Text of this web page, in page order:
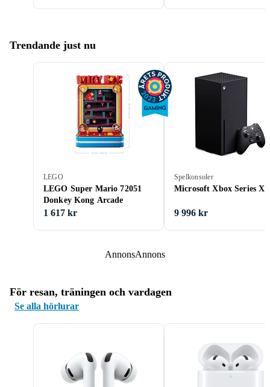
Trendande just nu
LEGO
LEGO Super Mario 72051
Donkey Kong Arcade
1 617 kr
Spelkonsoler
Microsoft Xbox Series X
9 996 kr
AnnonsAnnons
För resan, träningen och vardagen
Se alla hörlurar